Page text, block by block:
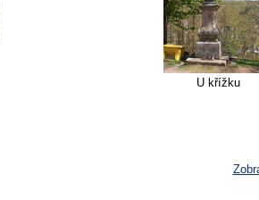
U křížku